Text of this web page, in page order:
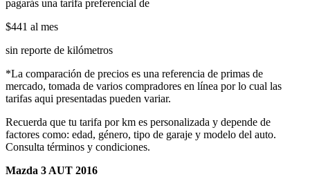
pagarás una tarifa preferencial de
$441 al mes
sin reporte de kilómetros
*La comparación de precios es una referencia de primas de
mercado, tomada de varios compradores en línea por lo cual las
tarifas aqui presentadas pueden variar.
Recuerda que tu tarifa por km es personalizada y depende de
factores como: edad, género, tipo de garaje y modelo del auto.
Consulta términos y condiciones.
Mazda 3 AUT 2016